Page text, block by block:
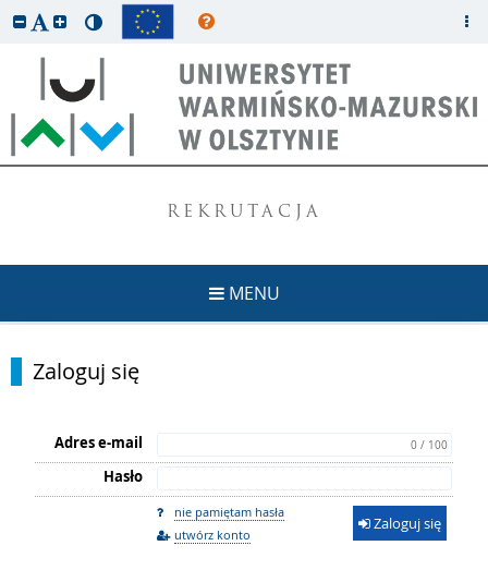
REKRUTACJA
MENU
Zaloguj się
Adres e-mail 0 / 100
Hasło
nie pamiętam hasła
utwórz konto
Zaloguj się